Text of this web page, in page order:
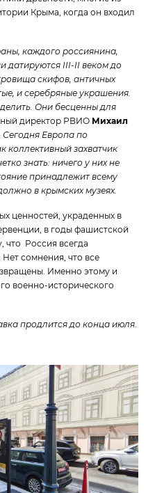
Крыма, когда он входил
каждого россиянина,
датируются III-II веком до
скифов, античных
е, и серебряные украшения.
Они бесценны для
директор РВИО Михаил
Сегодня Европа по
коллективный захватчик
знать: ничего у них не
принадлежит всему
в крымских музеях.
ценностей, украденных в
в годы фашистской
что Россия всегда
сомнения, что все
Именно этому и
военно-исторического
продлится до конца июля.